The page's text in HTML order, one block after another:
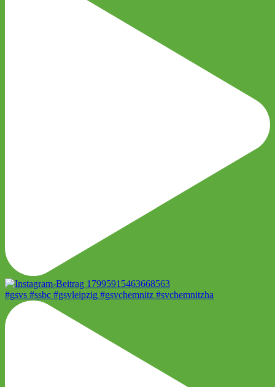
#gsvs #ssbc #gsvleipzig #gsvchemnitz #svchemnitzha